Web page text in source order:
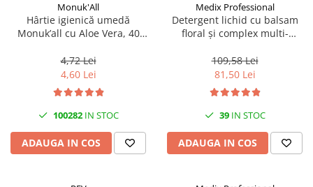
Monuk'All
Hârtie igienică umedă
Monuk’all cu Aloe Vera, 40
alcool
4,72 Lei
4,60 Lei
100282IN STOC
ADAUGA IN COS
Medix Professional
Detergent lichid cu balsam
floral și complex multi-
Professional
109,58 Lei
81,50 Lei
39IN STOC
ADAUGA IN COS